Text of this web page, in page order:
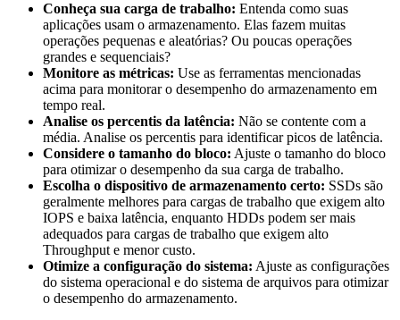
Conheça sua carga de trabalho: Entenda como suas
aplicações usam o armazenamento. Elas fazem muitas
operações pequenas e aleatórias? Ou poucas operações
grandes e sequenciais?
Monitore as métricas: Use as ferramentas mencionadas
acima para monitorar o desempenho do armazenamento em
tempo real.
Analise os percentis da latência: Não se contente com a
média. Analise os percentis para identificar picos de latência.
Considere o tamanho do bloco: Ajuste o tamanho do bloco
para otimizar o desempenho da sua carga de trabalho.
Escolha o dispositivo de armazenamento certo: SSDs são
geralmente melhores para cargas de trabalho que exigem alto
IOPS e baixa latência, enquanto HDDs podem ser mais
adequados para cargas de trabalho que exigem alto
Throughput e menor custo.
Otimize a configuração do sistema: Ajuste as configurações
do sistema operacional e do sistema de arquivos para otimizar
o desempenho do armazenamento.